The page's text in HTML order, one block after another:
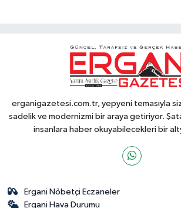
erganigazetesi.com.tr, yepyeni temasıyla
sadelik ve modernizmi bir araya getiriyor.
insanlara haber okuyabilecekleri bir
Ergani Nöbetçi Eczaneler
Ergani Hava Durumu